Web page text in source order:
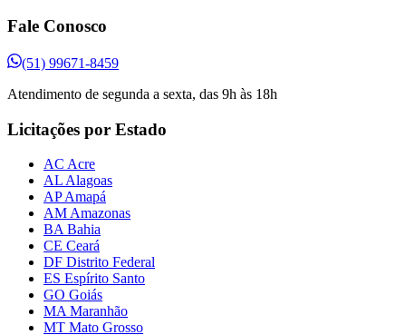
Fale Conosco
(51) 99671-8459
Atendimento de segunda a sexta, das 9h às 18h
Licitações por Estado
AC Acre
AL Alagoas
AP Amapá
AM Amazonas
BA Bahia
CE Ceará
DF Distrito Federal
ES Espírito Santo
GO Goiás
MA Maranhão
MT Mato Grosso